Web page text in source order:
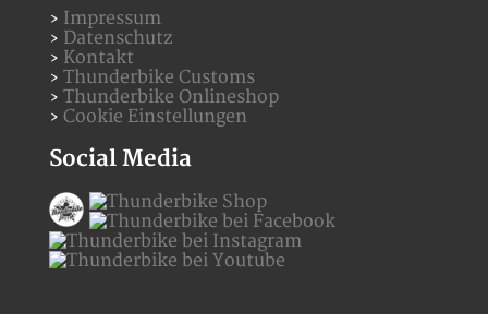
Impressum
Datenschutz
Kontakt
Thunderbike Customs
Thunderbike Onlineshop
Cookie Einstellungen
Social Media